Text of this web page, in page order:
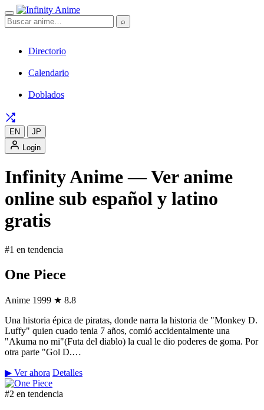
⌕
Directorio
Calendario
Doblados
EN
JP
Login
Infinity Anime — Ver anime
online sub español y latino
gratis
#1 en tendencia
One Piece
Anime 1999 ★ 8.8
Una historia épica de piratas, donde narra la historia de "Monkey D.
Luffy" quien cuado tenia 7 años, comió accidentalmente una
"Akuma no mi"(Futa del diablo) la cual le dio poderes de goma. Por
otra parte "Gol D.…
▶ Ver ahora Detalles
#2 en tendencia